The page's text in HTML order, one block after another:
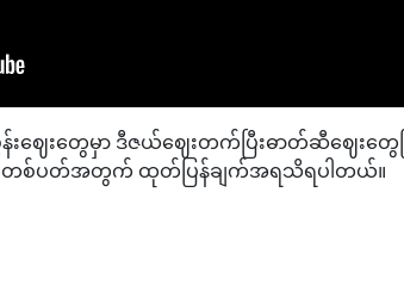
တွေမှာ ဒီဇယ်ဈေးတက်ပြီးဓာတ်ဆီဈေးတွေ
ခုတစ်ပတ်အတွက် ထုတ်ပြန်ချက်အရသိရပါတယ်။